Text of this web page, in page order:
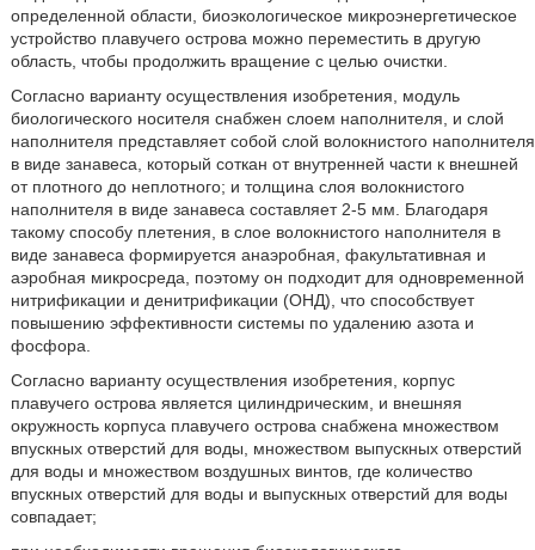
определенной области, биоэкологическое микроэнергетическое
устройство плавучего острова можно переместить в другую
область, чтобы продолжить вращение с целью очистки.
Согласно варианту осуществления изобретения, модуль
биологического носителя снабжен слоем наполнителя, и слой
наполнителя представляет собой слой волокнистого наполнителя
в виде занавеса, который соткан от внутренней части к внешней
от плотного до неплотного; и толщина слоя волокнистого
наполнителя в виде занавеса составляет 2-5 мм. Благодаря
такому способу плетения, в слое волокнистого наполнителя в
виде занавеса формируется анаэробная, факультативная и
аэробная микросреда, поэтому он подходит для одновременной
нитрификации и денитрификации (ОНД), что способствует
повышению эффективности системы по удалению азота и
фосфора.
Согласно варианту осуществления изобретения, корпус
плавучего острова является цилиндрическим, и внешняя
окружность корпуса плавучего острова снабжена множеством
впускных отверстий для воды, множеством выпускных отверстий
для воды и множеством воздушных винтов, где количество
впускных отверстий для воды и выпускных отверстий для воды
совпадает;